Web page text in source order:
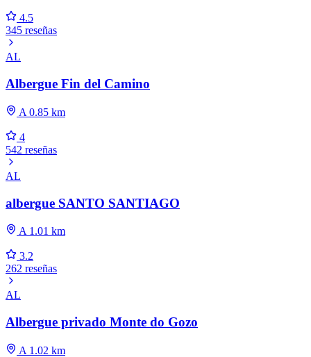
4.5
345 reseñas
AL
Albergue Fin del Camino
A 0.85 km
4
542 reseñas
AL
albergue SANTO SANTIAGO
A 1.01 km
3.2
262 reseñas
AL
Albergue privado Monte do Gozo
A 1.02 km